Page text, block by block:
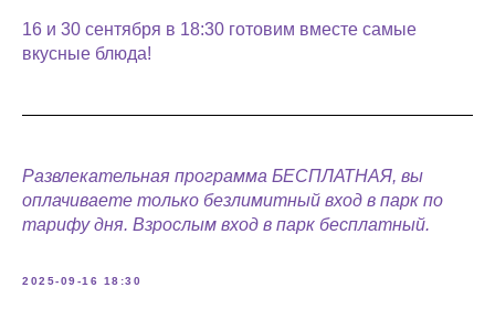
16 и 30 сентября в 18:30 готовим вместе самые
вкусные блюда!
Развлекательная программа БЕСПЛАТНАЯ, вы
оплачиваете только безлимитный вход в парк по
тарифу дня. Взрослым вход в парк бесплатный.
2025-09-16 18:30